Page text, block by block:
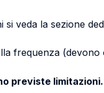
veda la sezione
frequenza
previste